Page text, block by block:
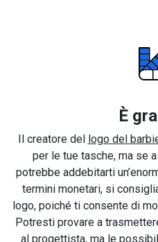
È
Il creatore del logo del
per le tue tasche, ma se
potrebbe addebitarti
termini monetari, si
logo, poiché ti consente di
Potresti provare a
al progettista, ma le